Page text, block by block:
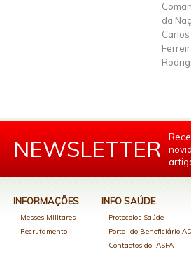
da
NEWSLETTER
INFORMAÇÕES
Messes Militares
Recrutamento
INFO SAÚDE
Protocolos Saúde
Portal do Beneficiário
Contactos do IASFA